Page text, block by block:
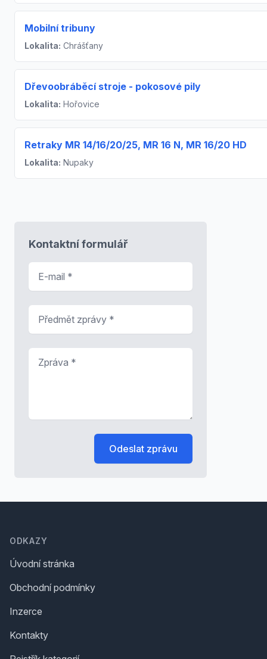
Mobilní tribuny
Lokalita: Chrášťany
Dřevoobráběcí stroje - pokosové pily
Lokalita: Hořovice
Retraky MR 14/16/20/25, MR 16 N, MR 16/20 HD
Lokalita: Nupaky
Kontaktní formulář
Odeslat zprávu
ODKAZY
Úvodní stránka
Obchodní podmínky
Inzerce
Kontakty